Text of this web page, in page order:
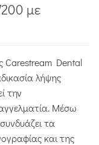
με
Carestream Dental
λήψης
την
Μέσω
τα
και της